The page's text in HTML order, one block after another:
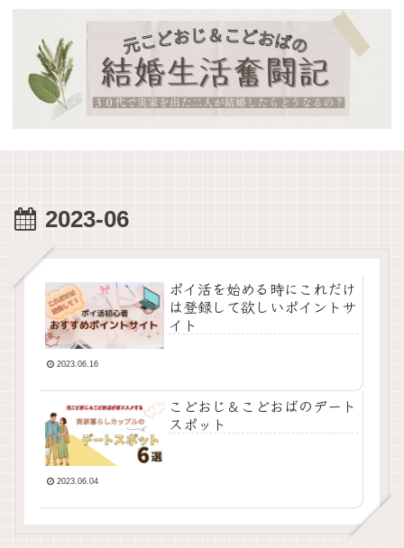
2023-06
ポイ活を始める時にこれだけ
は登録して欲しいポイントサ
イト
2023.06.16
こどおじ＆こどおばのデート
スポット
2023.06.04